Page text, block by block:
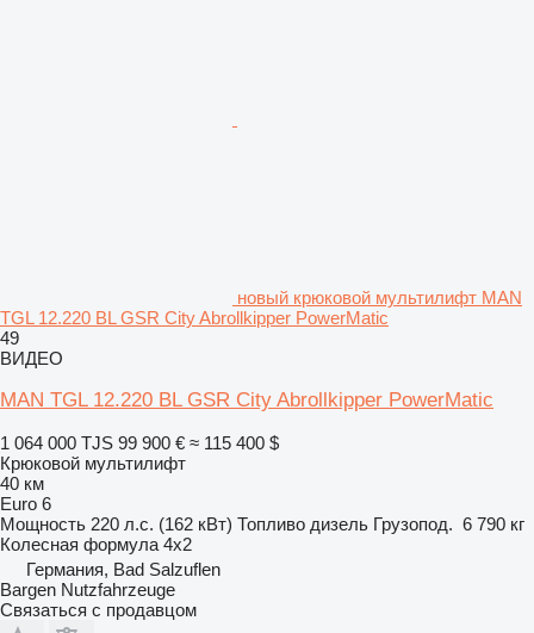
новый крюковой мультилифт MAN
TGL 12.220 BL GSR City Abrollkipper PowerMatic
49
ВИДЕО
MAN TGL 12.220 BL GSR City Abrollkipper PowerMatic
1 064 000 TJS 99 900 € ≈ 115 400 $
Крюковой мультилифт
40 км
Euro 6
Мощность 220 л.с. (162 кВт) Топливо дизель Грузопод. 6 790 кг
Колесная формула 4x2
Германия, Bad Salzuflen
Bargen Nutzfahrzeuge
Связаться с продавцом